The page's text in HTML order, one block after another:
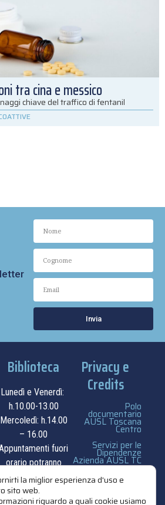
tra cina e messico
chiave del traffico di fentanil
Invia
Biblioteca
Lunedì e Venerdì:
h.10.00-13.00
Mercoledì: h.14.00
– 16.00
fuori
orario potranno
essere
concordati su
Privacy e
Credits
Polo
documentario
AUSL Toscana
Centro
Servizi per le
Dipendenze
Azienda AUSL TC
privacy e cookie
la miglior esperienza d'uso e
sito web.
riguardo a quali cookie usiamo